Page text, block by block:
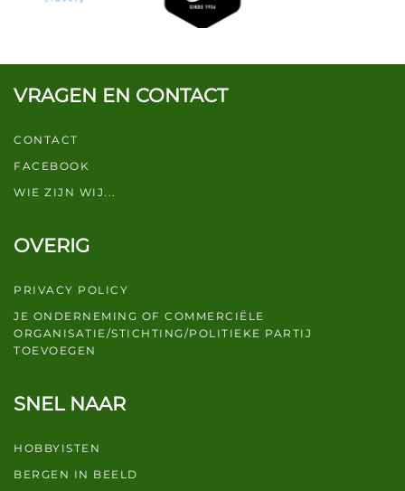
VRAGEN EN CONTACT
CONTACT
FACEBOOK
WIE ZIJN WIJ...
OVERIG
PRIVACY POLICY
JE ONDERNEMING OF COMMERCIËLE
ORGANISATIE/STICHTING/POLITIEKE PARTIJ
TOEVOEGEN
SNEL NAAR
HOBBYISTEN
BERGEN IN BEELD